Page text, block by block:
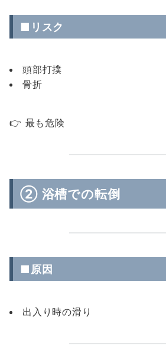
■リスク
頭部打撲
骨折
👉 最も危険
② 浴槽での転倒
■原因
出入り時の滑り